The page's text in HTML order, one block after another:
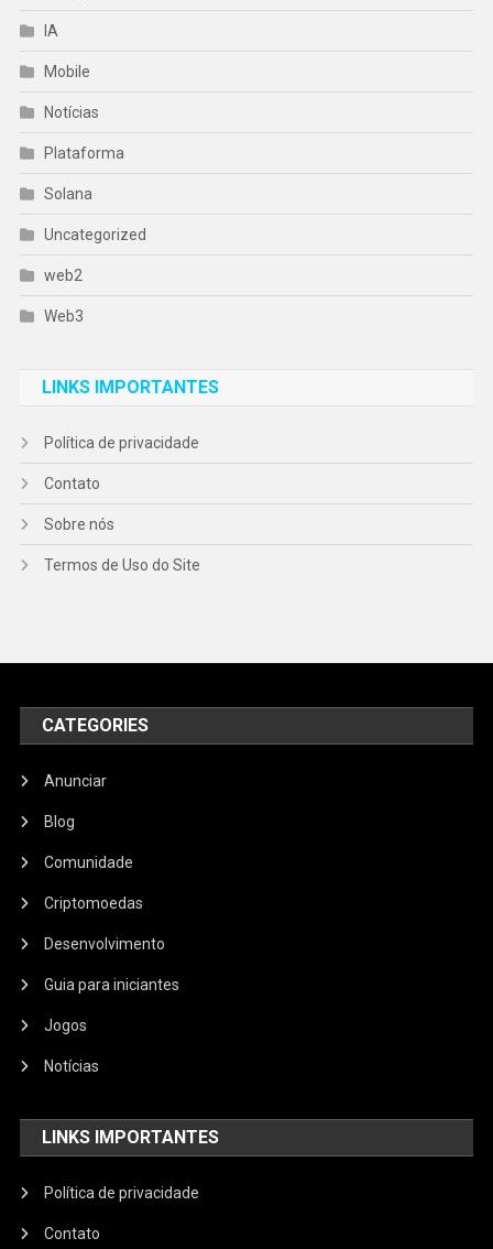
IA
Mobile
Notícias
Plataforma
Solana
Uncategorized
web2
Web3
LINKS IMPORTANTES
Política de privacidade
Contato
Sobre nós
Termos de Uso do Site
CATEGORIES
Anunciar
Blog
Comunidade
Criptomoedas
Desenvolvimento
Guia para iniciantes
Jogos
Notícias
LINKS IMPORTANTES
Política de privacidade
Contato